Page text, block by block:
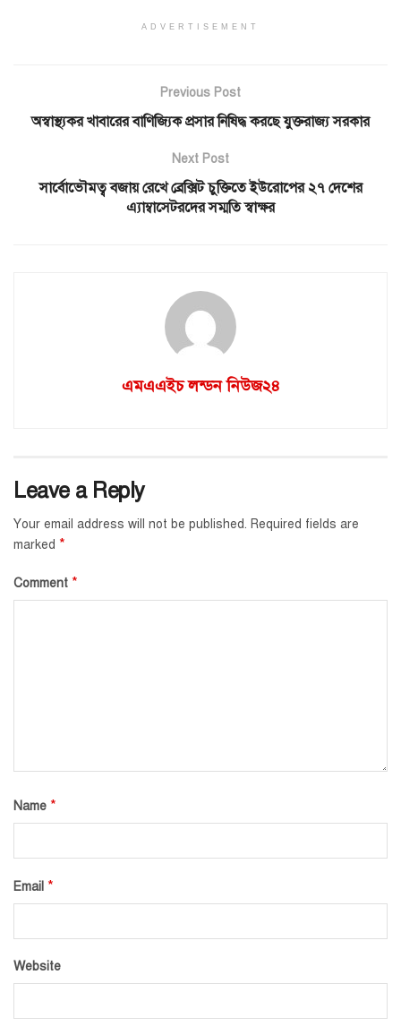
ADVERTISEMENT
Previous Post
অস্বাস্থ্যকর খাবারের বাণিজ্যিক প্রসার নিষিদ্ধ করছে যুক্তরাজ্য সরকার
Next Post
সার্বোভৌমত্ব বজায় রেখে ব্রেক্সিট চুক্তিতে ইউরোপের ২৭ দেশের
এ্যাম্বাসেটরদের সম্মতি স্বাক্ষর
এমএএইচ লন্ডন নিউজ২৪
Leave a Reply
Your email address will not be published. Required fields are
marked *
Comment *
Name *
Email *
Website